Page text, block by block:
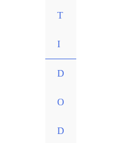
T
I
D
O
D